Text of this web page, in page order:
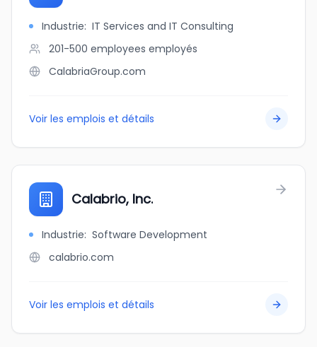
Industrie: IT Services and IT Consulting
201-500 employees employés
CalabriaGroup.com
Voir les emplois et détails
Calabrio, Inc.
Industrie: Software Development
calabrio.com
Voir les emplois et détails